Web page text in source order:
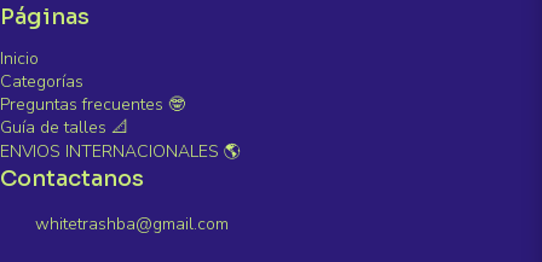
Páginas
Inicio
Categorías
Preguntas frecuentes 🤓
Guía de talles 📐
ENVIOS INTERNACIONALES 🌎
Contactanos
whitetrashba@gmail.com